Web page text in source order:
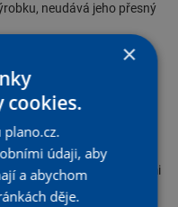
neudává jeho přesný
a
trendy na trhu
rozšiřuje svoji
tomu jsou zákazníci
a nejefektivnějšími řešeními
×
cookies.
plano.cz.
údaji, aby
a abychom
děje.